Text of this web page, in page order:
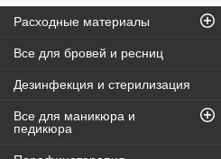
Расходные материалы
Все для бровей и ресниц
Дезинфекция и стерилизация
Все для маникюра и
педикюра